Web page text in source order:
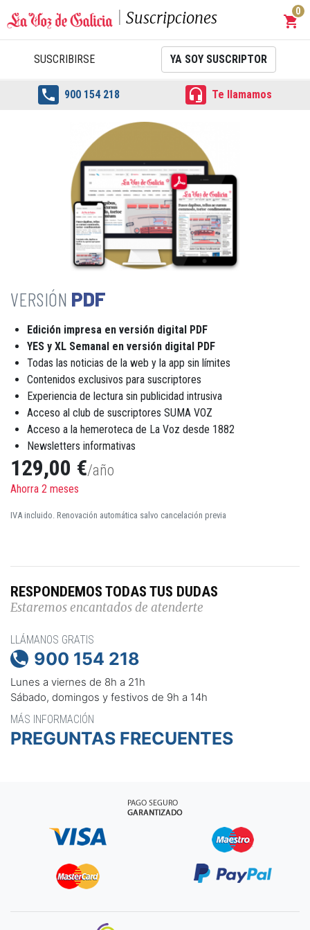
Suscripciones shopping_cart
0
SUSCRIBIRSE YA SOY SUSCRIPTOR
 900 154 218  Te llamamos
PDF
Edición impresa en versión digital PDF
YES y XL Semanal en versión digital PDF
Todas las noticias de la web y la app sin límites
Contenidos exclusivos para suscriptores
Experiencia de lectura sin publicidad intrusiva
Acceso al club de suscriptores SUMA VOZ
Acceso a la hemeroteca de La Voz desde 1882
Newsletters informativas
129,00 €/año
Ahorra 2 meses
IVA incluido. Renovación automática salvo cancelación previa
RESPONDEMOS TODAS TUS DUDAS
Estaremos encantados de atenderte
LLÁMANOS GRATIS
 900 154 218
Lunes a viernes de 8h a 21h
Sábado, domingos y festivos de 9h a 14h
MÁS INFORMACIÓN
PREGUNTAS FRECUENTES